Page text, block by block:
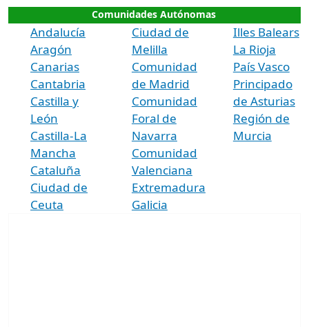
Comunidades Autónomas
Andalucía
Aragón
Canarias
Cantabria
Castilla y
León
Castilla-La
Mancha
Cataluña
Ciudad de
Ceuta
Ciudad de
Melilla
Comunidad
de Madrid
Comunidad
Foral de
Navarra
Comunidad
Valenciana
Extremadura
Galicia
Illes Balears
La Rioja
País Vasco
Principado
de Asturias
Región de
Murcia